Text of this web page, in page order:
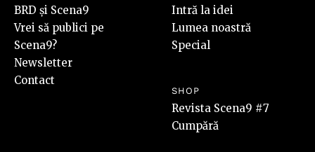
BRD și Scena9
Vrei să publici pe
Scena9?
Newsletter
Contact
Intră la idei
Lumea noastră
Special
SHOP
Revista Scena9 #7
Cumpără